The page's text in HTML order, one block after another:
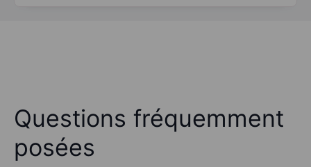
Questions fréquemment
posées